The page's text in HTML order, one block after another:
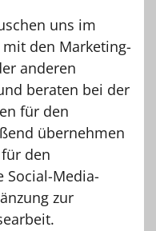
uns im
den Marketing-
anderen
beraten bei der
für den
übernehmen
den
Social-Media-
zur